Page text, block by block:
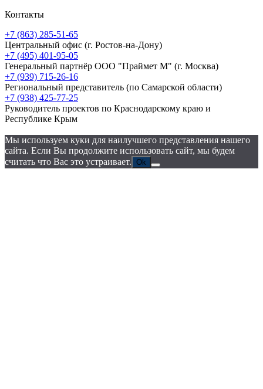
Контакты
+7 (863) 285-51-65
Центральный офис (г. Ростов-на-Дону)
+7 (495) 401-95-05
Генеральный партнёр ООО "Праймет М" (г. Москва)
+7 (939) 715-26-16
Региональный представитель (по Самарской области)
+7 (938) 425-77-25
Руководитель проектов по Краснодарскому краю и
Республике Крым
Мы используем куки для наилучшего представления нашего
сайта. Если Вы продолжите использовать сайт, мы будем
считать что Вас это устраивает. Ok